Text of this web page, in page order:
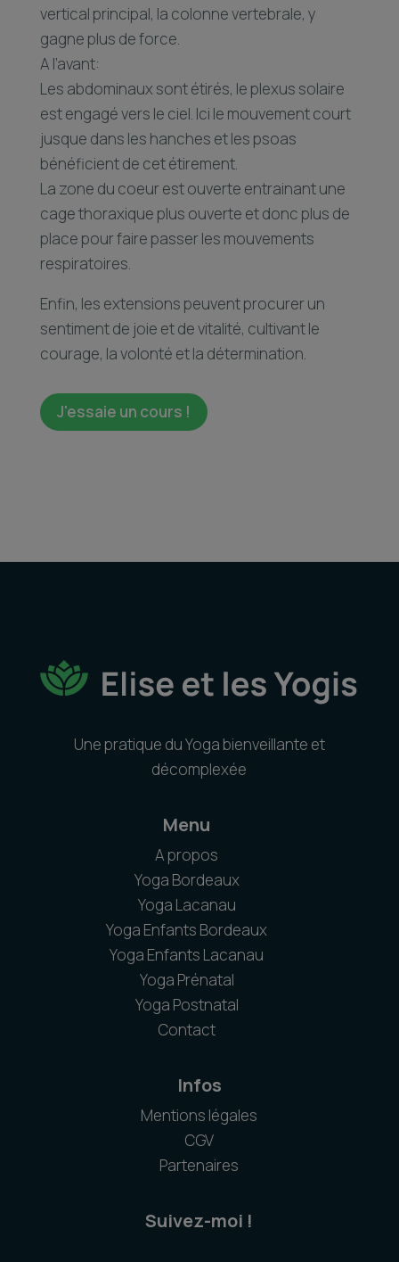
vertical principal, la colonne vertebrale, y
gagne plus de force.
A l’avant:
Les abdominaux sont étirés, le plexus solaire
est engagé vers le ciel. Ici le mouvement court
jusque dans les hanches et les psoas
bénéficient de cet étirement.
La zone du coeur est ouverte entrainant une
cage thoraxique plus ouverte et donc plus de
place pour faire passer les mouvements
respiratoires.
Enfin, les extensions peuvent procurer un
sentiment de joie et de vitalité, cultivant le
courage, la volonté et la détermination.
J'essaie un cours !
Une pratique du Yoga bienveillante et
décomplexée
Menu
A propos
Yoga Bordeaux
Yoga Lacanau
Yoga Enfants Bordeaux
Yoga Enfants Lacanau
Yoga Prénatal
Yoga Postnatal
Contact
Infos
Mentions légales
CGV
Partenaires
Suivez-moi !